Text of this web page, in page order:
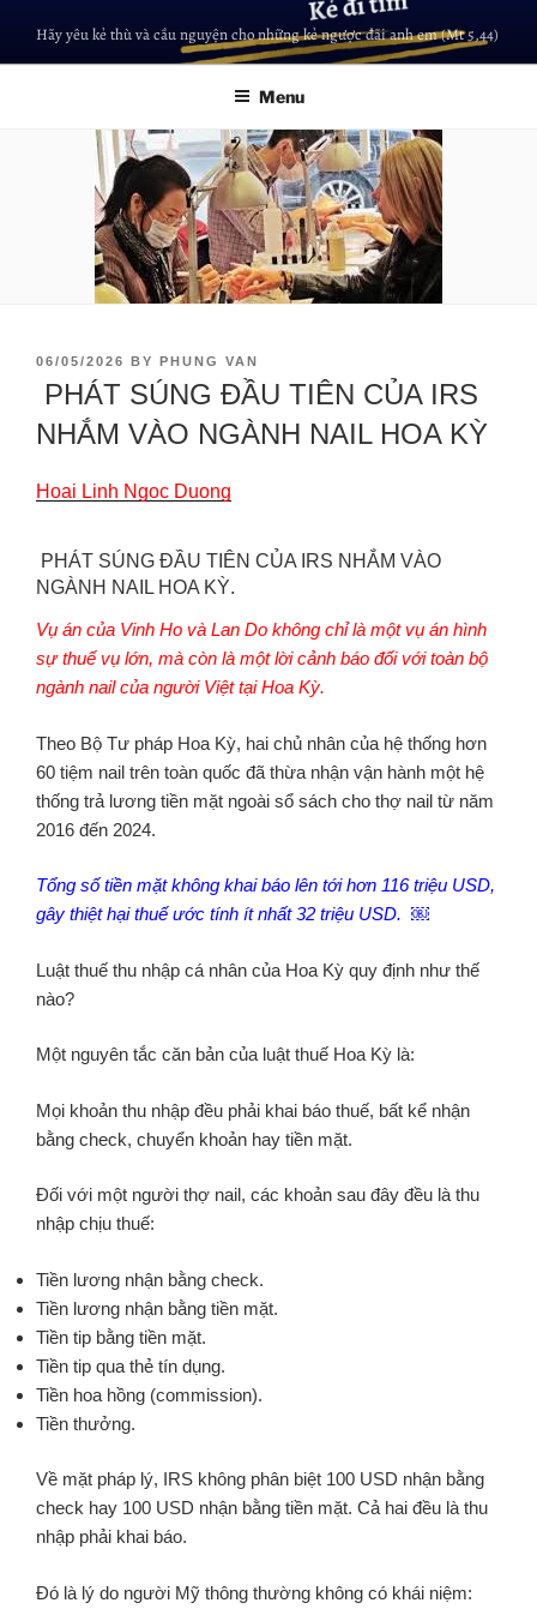
Hãy yêu kẻ thù và cầu nguyện cho những kẻ ngược đãi anh em (Mt 5,44)
Menu
06/05/2026 BY PHUNG VAN
PHÁT SÚNG ĐẦU TIÊN CỦA IRS
NHẮM VÀO NGÀNH NAIL HOA KỲ
Hoai Linh Ngoc Duong
PHÁT SÚNG ĐẦU TIÊN CỦA IRS NHẮM VÀO
NGÀNH NAIL HOA KỲ.
Vụ án của Vinh Ho và Lan Do không chỉ là một vụ án hình
sự thuế vụ lớn, mà còn là một lời cảnh báo đối với toàn bộ
ngành nail của người Việt tại Hoa Kỳ.
Theo Bộ Tư pháp Hoa Kỳ, hai chủ nhân của hệ thống hơn
60 tiệm nail trên toàn quốc đã thừa nhận vận hành một hệ
thống trả lương tiền mặt ngoài sổ sách cho thợ nail từ năm
2016 đến 2024.
Tổng số tiền mặt không khai báo lên tới hơn 116 triệu USD,
gây thiệt hại thuế ước tính ít nhất 32 triệu USD. ￼
Luật thuế thu nhập cá nhân của Hoa Kỳ quy định như thế
nào?
Một nguyên tắc căn bản của luật thuế Hoa Kỳ là:
Mọi khoản thu nhập đều phải khai báo thuế, bất kể nhận
bằng check, chuyển khoản hay tiền mặt.
Đối với một người thợ nail, các khoản sau đây đều là thu
nhập chịu thuế:
Tiền lương nhận bằng check.
Tiền lương nhận bằng tiền mặt.
Tiền tip bằng tiền mặt.
Tiền tip qua thẻ tín dụng.
Tiền hoa hồng (commission).
Tiền thưởng.
Về mặt pháp lý, IRS không phân biệt 100 USD nhận bằng
check hay 100 USD nhận bằng tiền mặt. Cả hai đều là thu
nhập phải khai báo.
Đó là lý do người Mỹ thông thường không có khái niệm: